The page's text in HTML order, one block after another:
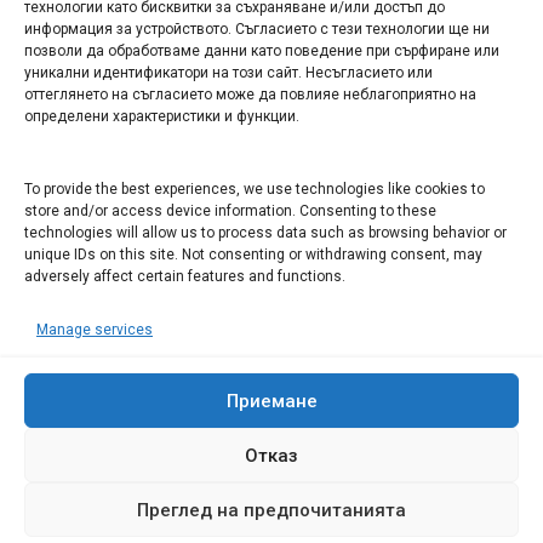
технологии като бисквитки за съхраняване и/или достъп до
информация за устройството. Съгласието с тези технологии ще ни
позволи да обработваме данни като поведение при сърфиране или
уникални идентификатори на този сайт. Несъгласието или
оттеглянето на съгласието може да повлияе неблагоприятно на
определени характеристики и функции.
To provide the best experiences, we use technologies like cookies to
store and/or access device information. Consenting to these
technologies will allow us to process data such as browsing behavior or
unique IDs on this site. Not consenting or withdrawing consent, may
adversely affect certain features and functions.
Manage services
Приемане
Отказ
Преглед на предпочитанията
Арт галерия "Мостове" – магазин за изкуство
СЕВЕРОЗАПАДА ИНФОРМАЦИОНЕН БИЗНЕС
ТУРИСТИЧЕСКИ КЛЪСТЕР
ИНСТИТУЦИИ В ЛОВЕЧ
Административен съд Ловеч
Областна администрация Ловеч
ОДМВР Ловеч
Окръжен съд Ловеч